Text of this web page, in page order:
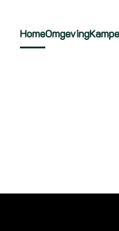
HomeOmgeving